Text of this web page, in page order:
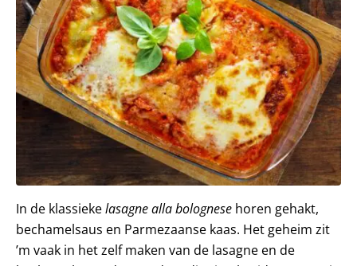
In de klassiekelasagne alla bolognese horen gehakt,
bechamelsaus en Parmezaanse kaas. Het geheim zit
’m vaak in het zelf maken van de lasagne en de